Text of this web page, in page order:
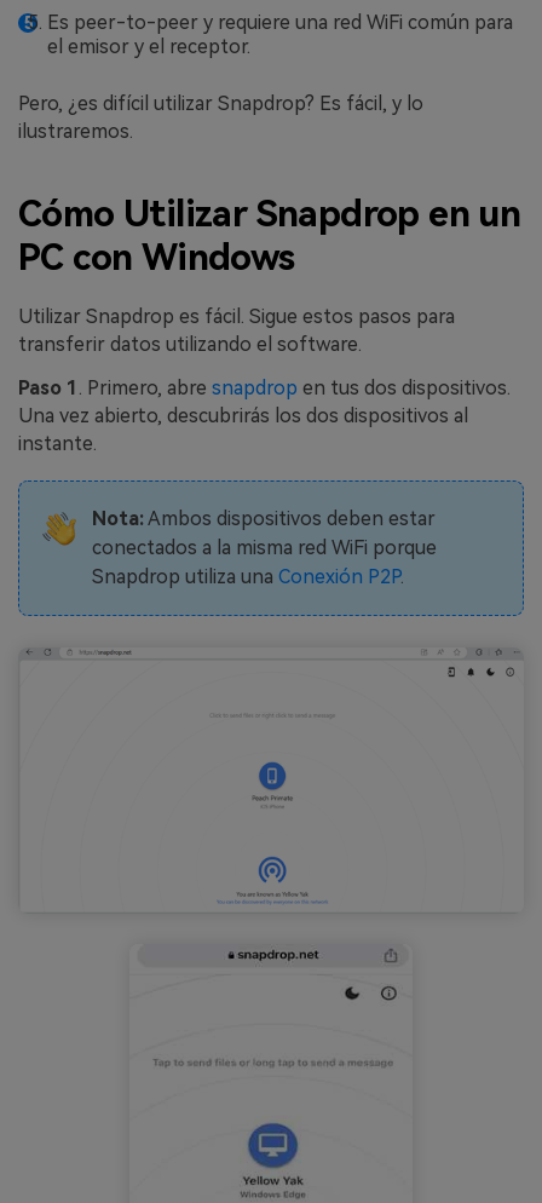
Es peer-to-peer y requiere una red WiFi común para
el emisor y el receptor.
Pero, ¿es difícil utilizar Snapdrop? Es fácil, y lo
ilustraremos.
Cómo Utilizar Snapdrop en un
PC con Windows
Utilizar Snapdrop es fácil. Sigue estos pasos para
transferir datos utilizando el software.
Paso 1 . Primero, abre snapdrop en tus dos dispositivos.
Una vez abierto, descubrirás los dos dispositivos al
instante.
Nota:Ambos dispositivos deben estar
conectados a la misma red WiFi porque
Snapdrop utiliza una Conexión P2P.